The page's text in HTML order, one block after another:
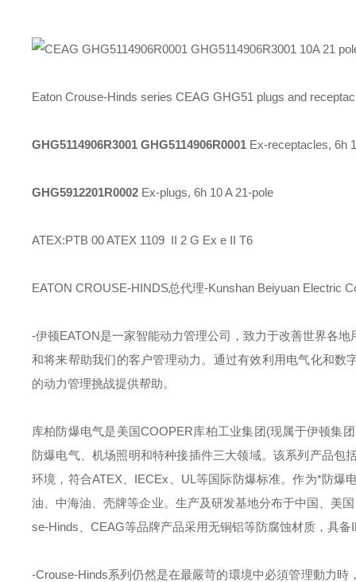
Eaton Crouse-Hinds series CEAG GHG51 plugs and
GHG5114906R3001 GHG5114906R0001 Ex-receptacles, 6h
GHG5912201R0002 Ex-plugs, 6h 10 A 21-pole
ATEX:PTB 00 ATEX 1109 II 2 G Ex e II T6
EATON CROUSE-HINDS总代理-Kunshan Beiyuan Electric
-伊顿EATON是一家智能动力管理公司，致力于改善世界各
和将来帮助我们的客户管理动力。通过有效利用电气化和
的动力管理挑战提供帮助。
库柏防爆电气是美国COOPER库柏工业集团(现属于伊顿集
防爆电气、机场照明和特种接插件三大领域。该系列产品包
环境，符合ATEX IECEx UL 等国际防爆标准。作为*防爆
油、中海油、壳牌等企业。生产及研发基地分布于中国、美
se-Hinds
CEAG等品牌产品采用无铜铝等防腐蚀材质，具备
-Crouse-Hinds系列仍然是在最嚴苛的環境中必須管理動力